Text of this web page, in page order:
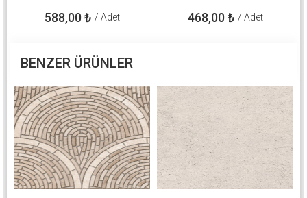
588,00₺ / Adet 468,00₺ / Adet
BENZER ÜRÜNLER